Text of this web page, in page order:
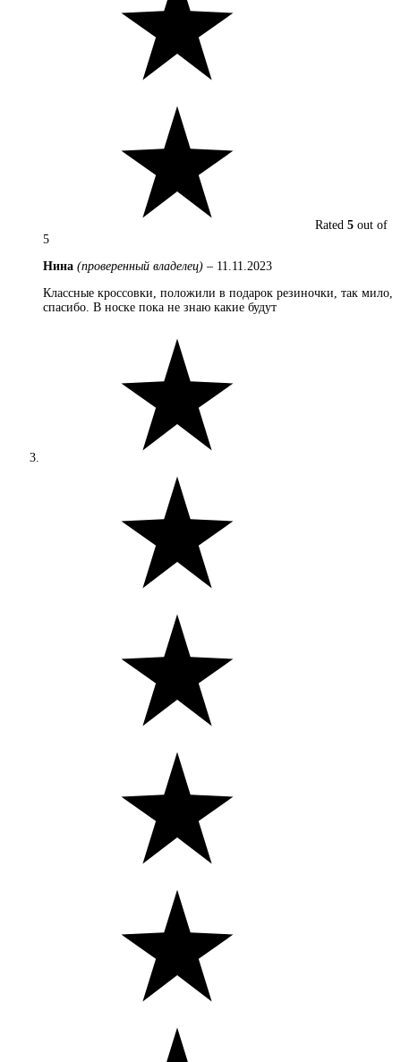
Rated 5 out of
5
Нина (проверенный владелец) – 11.11.2023
Классные кроссовки, положили в подарок резиночки, так мило,
спасибо. В носке пока не знаю какие будут